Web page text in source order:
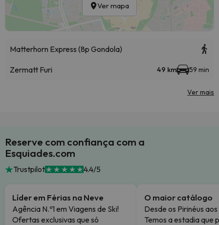
Ver mapa
Matterhorn Express (8p Gondola)
Zermatt Furi 49 km 59 min
Ver mais
Reserve com confiança com a
Esquiades.com
Trustpilot 4.4/5
Líder em Férias na Neve
Agência N.º1 em Viagens de Ski!
Ofertas exclusivas que só
O maior catálogo
Desde os Pirinéus
Temos a estadia que